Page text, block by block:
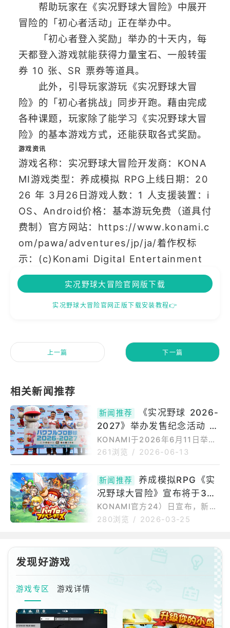
帮助玩家在《实况野球大冒险》中展开
冒险的「初心者活动」正在举办中。
「初心者登入奖励」举办的十天内，每
天都登入游戏就能获得力量宝石、一般转蛋
券 10 张、SR 票券等道具。
此外，引导玩家游玩《实况野球大冒
险》的「初心者挑战」同步开跑。藉由完成
各种课题，玩家除了能学习《实况野球大冒
险》的基本游戏方式，还能获取各式奖励。
游戏资讯
游戏名称：实况野球大冒险开发商：KONA
MI游戏类型：养成模拟 RPG上线日期：20
26 年 3月26日游戏人数：1 人支援装置：i
OS、Android价格：基本游玩免费（道具付
费制）官方网站：https://www.konami.c
om/pawa/adventures/jp/ja/着作权标
示：(c)Konami Digital Entertainment
实况野球大冒险官网版下载
实况野球大冒险官网正版下载安装教程👉
上一篇 下一篇
新闻推荐
《实况野球 2026-
2027》举办发售纪念活动 邀
请「浪花男子」藤原丈一郎站
台
KONAMI于2026年6月11日举办
了棒球游戏《实况野球2026-20
《实况野球》系列粉丝身分闻名
的藤原丈一郎（偶像团体「浪花
男子」成员），以及搞笑组合Un
touchable成员山崎弘也、柴田
英嗣登台，分享自身与系列作品
到各自与《实况野球》系列的相
遇。藤原丈一郎表示，自己从小
学时期起，就在从事偶像活动之
261浏览 / 2026-06-13
新闻推荐
养成模拟RPG《实
况野球大冒险》宣布将于3月
26日在日本上市
KONAMI官方24）日宣布，新款
智慧型手机游戏《实况野球大冒
（四）在日本正式开服。《实况
野球大冒险》是什么？本作是拥
有超过30年历史的《实况野球》
魔法的奇幻世界中，透过「成功
模式」与性格迥异的伙伴切磋琢
磨、共同成长，并挑战与强敌的
「战斗」。「成功模式」变得更
280浏览 / 2026-03-25
发现好游戏
游戏专区 游戏详情